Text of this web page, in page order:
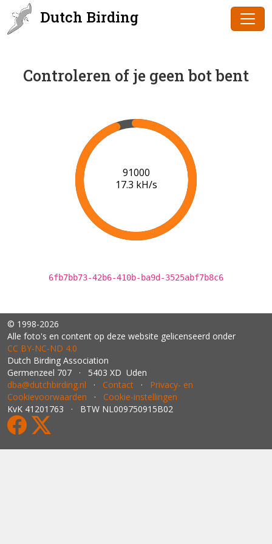
Dutch Birding
Controleren of je geen bot bent
91000
17.3 kH/s
6fb7bb73-42b6-410b-ba9d-3525abf7b8c6
© 1998-2026
Alle foto's en content op deze website gelicenseerd onder
CC BY‑NC‑ND 4.0
Dutch Birding Association
Germenzeel 707 · 5403 XD Uden
dba@dutchbirding.nl · Contact · Privacy- en
Cookievoorwaarden · Cookie-instellingen
KvK 41201763 · BTW NL009750915B02